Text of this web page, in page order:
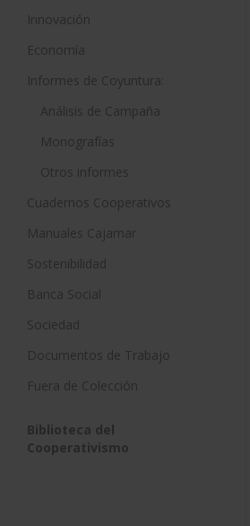
Innovación
Economía
Informes de Coyuntura:
Análisis de Campaña
Monografías
Otros informes
Cuadernos Cooperativos
Manuales Cajamar
Sostenibilidad
Banca Social
Sociedad
Documentos de Trabajo
Fuera de Colección
Biblioteca del
Cooperativismo